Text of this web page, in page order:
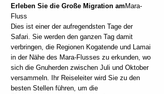
Erleben Sie die Große Migration am Mara-
Fluss
Dies ist einer der aufregendsten Tage der
Safari. Sie werden den ganzen Tag damit
verbringen, die Regionen Kogatende und Lamai
in der Nähe des Mara-Flusses zu erkunden, wo
sich die Gnuherden zwischen Juli und Oktober
versammeln. Ihr Reiseleiter wird Sie zu den
besten Stellen führen, um die